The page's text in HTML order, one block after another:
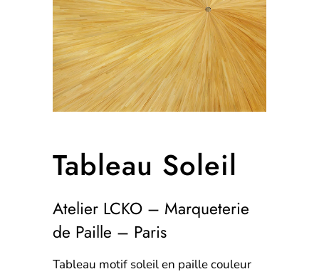
Tableau Soleil
Atelier LCKO – Marqueterie
de Paille – Paris
Tableau motif soleil en paille couleur